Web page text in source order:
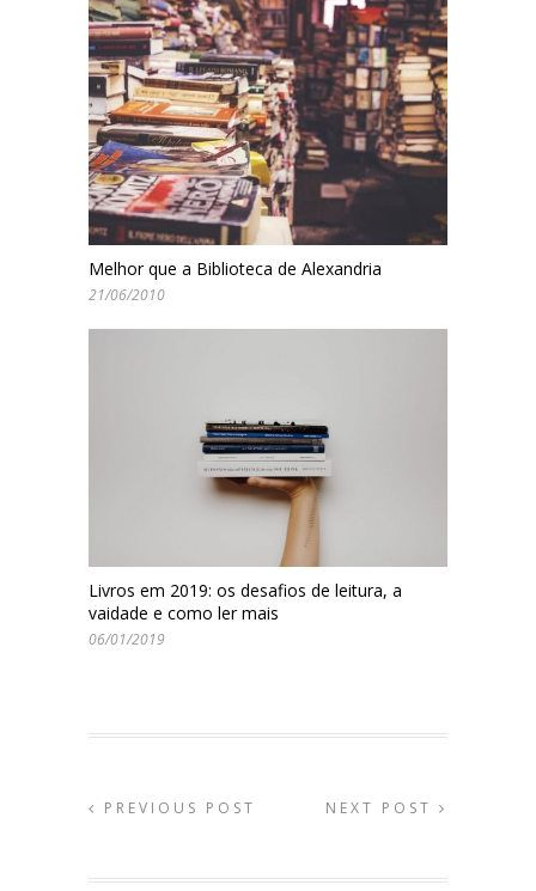
Melhor que a Biblioteca de Alexandria
21/06/2010
Livros em 2019: os desafios de leitura, a
vaidade e como ler mais
06/01/2019
PREVIOUS POST NEXT POST